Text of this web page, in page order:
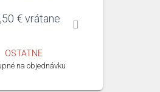
7,69 €.
€Aktuálna
7,50 €.
vrátane
OSTATNE
na objednávku